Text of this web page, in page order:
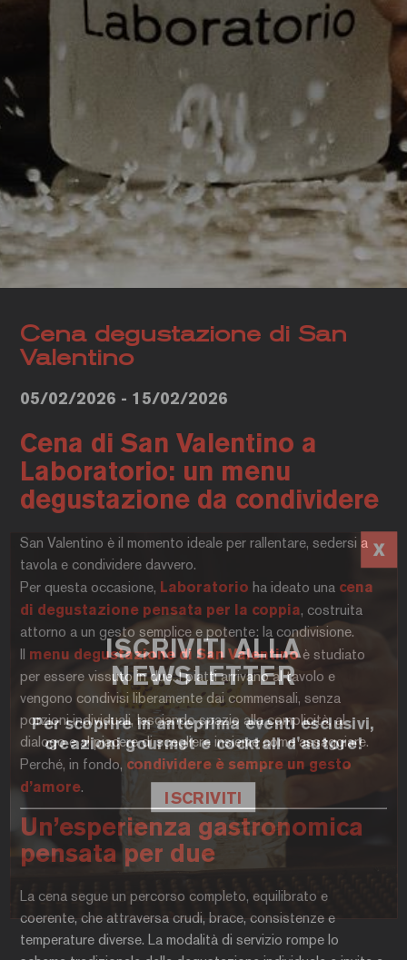
Cena degustazione di San
Valentino
05/02/2026 - 15/02/2026
Cena di San Valentino a
Laboratorio: un menu
degustazione da condividere
San Valentino è il momento ideale per rallentare, sedersi a
tavola e condividere davvero.
Per questa occasione, Laboratorio ha ideato una cena
di degustazione pensata per la coppia, costruita
attorno a un gesto semplice e potente: la condivisione.
menu degustazione di San Valentinoè studiato
per essere vissuto in due. I piatti arrivano al tavolo e
vengono condivisi liberamente dai commensali, senza
porzioni individuali, lasciando spazio alla complicità, al
dialogo e al piacere di scegliere insieme come assaggiare.
Perché, in fondo, condividere è sempre un gesto
d’amore.
Un’esperienza gastronomica
pensata per due
La cena segue un percorso completo, equilibrato e
coerente, che attraversa crudi, brace, consistenze e
temperature diverse. La modalità di servizio rompe lo
ISCRIVITI ALLA
NEWSLETTER
Per scoprire in anteprima eventi esclusivi,
creazioni gourmet e cocktail d'autore!
ISCRIVITI